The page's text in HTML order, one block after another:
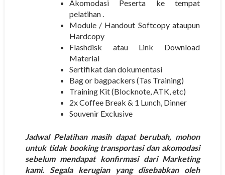
Akomodasi Peserta ke tempat
pelatihan .
Module / Handout Softcopy ataupun
Hardcopy
Flashdisk atau Link Download
Material
Sertifikat dan dokumentasi
Bag or bagpackers (Tas Training)
Training Kit (Blocknote, ATK, etc)
2x Coffee Break & 1 Lunch, Dinner
Souvenir Exclusive
Jadwal Pelatihan masih dapat berubah, mohon
untuk tidak booking transportasi dan akomodasi
sebelum mendapat konfirmasi dari Marketing
kami. Segala kerugian yang disebabkan oleh